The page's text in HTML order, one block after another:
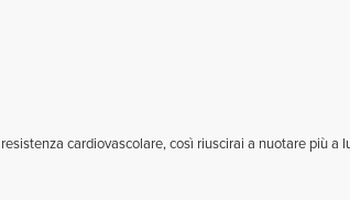
cardiovascolare, così riuscirai a nuotare più a